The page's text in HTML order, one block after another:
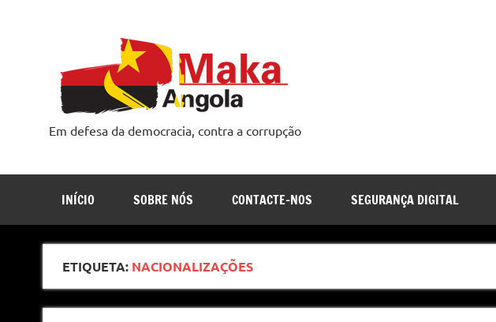
Em defesa da democracia, contra a corrupção
INÍCIO SOBRE NÓS CONTACTE-NOS SEGURANÇA DIGITAL
ETIQUETA: NACIONALIZAÇÕES